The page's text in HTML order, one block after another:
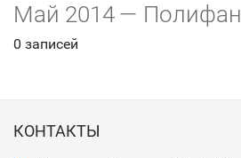
Май 2014 — Полифан
0 записей
КОНТАКТЫ